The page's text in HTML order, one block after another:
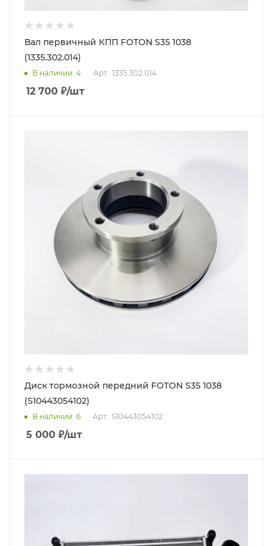
Вал первичный КПП FOTON S35 1038
(1335.302.014)
В наличии: 4 Арт.: 1335.302.014
12 700 ₽/шт
Диск тормозной передний FOTON S35 1038
(S10443054102)
В наличии: 6 Арт.: S10443054102
5 000 ₽/шт